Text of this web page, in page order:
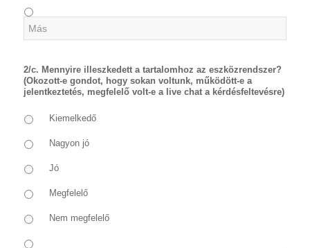
2/c. Mennyire illeszkedett a tartalomhoz az eszközrendszer?
(Okozott-e gondot, hogy sokan voltunk, működött-e a
jelentkeztetés, megfelelő volt-e a live chat a kérdésfeltevésre)
Kiemelkedő
Nagyon jó
Jó
Megfelelő
Nem megfelelő